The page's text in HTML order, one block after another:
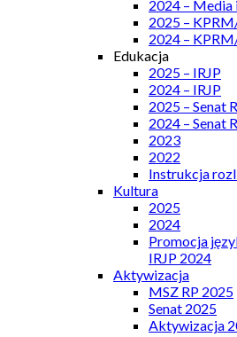
2024 –
2025 –
2024 –
Edukacja
2025 – IRJP
2024 – IRJP
2025 – Senat
2024 – Senat
2023
2022
Instrukcja
Kultura
2025
2024
Promocja
IRJP 2024
Aktywizacja
MSZ RP 2025
Senat 2025
Aktywizacja